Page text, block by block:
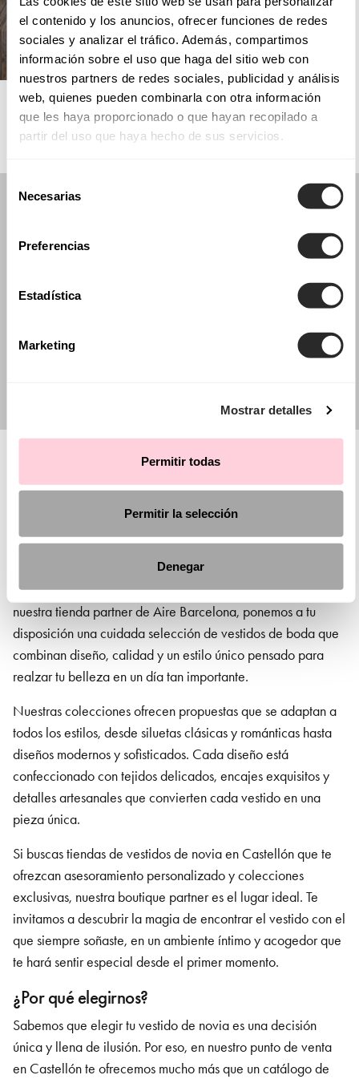
el contenido y los anuncios, ofrecer funciones de redes
sociales y analizar el tráfico. Además, compartimos
información sobre el uso que haga del sitio web con
nuestros partners de redes sociales, publicidad y análisis
web, quienes pueden combinarla con otra información
que les haya proporcionado o que hayan recopilado a
partir del uso que haya hecho de sus servicios.
Necesarias
Preferencias
Estadística
Marketing
Mostrar detalles
Permitir todas
Permitir la selección
Denegar
AIRE CHIC
Tienda de vestidos de novia en Castellón
El día de tu boda será uno de los momentos más especiales
de tu vida, y encontrar el vestido de novia perfecto
Castellónes el primer paso para hacerlo inolvidable. En
nuestra tienda partner de Aire Barcelona, ponemos a tu
disposición una cuidada selección de vestidos de boda que
combinan diseño, calidad y un estilo único pensado para
realzar tu belleza en un día tan importante.
Nuestras colecciones ofrecen propuestas que se adaptan a
todos los estilos, desde siluetas clásicas y románticas hasta
diseños modernos y sofisticados. Cada diseño está
confeccionado con tejidos delicados, encajes exquisitos y
detalles artesanales que convierten cada vestido en una
pieza única.
Si buscas tiendas de vestidos de noviaen Castellónque te
ofrezcan asesoramiento personalizado y colecciones
exclusivas, nuestra boutique partner es el lugar ideal. Te
invitamos a descubrir la magia de encontrar el vestido con el
que siempre soñaste, en un ambiente íntimo y acogedor que
te hará sentir especial desde el primer momento.
¿Por qué elegirnos?
Sabemos que elegir tu vestido de novia es una decisión
única y llena de ilusión. Por eso, en nuestro punto de venta
en Castellónte ofrecemos mucho más que un catálogo de